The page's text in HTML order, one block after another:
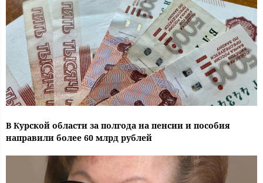
В Курской области за полгода на пенсии и пособия
направили более 60 млрд рублей